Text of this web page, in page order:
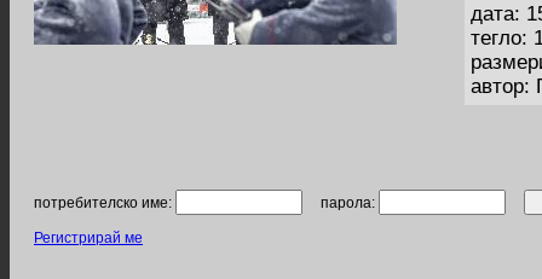
дата:
тегло:
автор:
потребителско име: парола:
Регистрирай ме